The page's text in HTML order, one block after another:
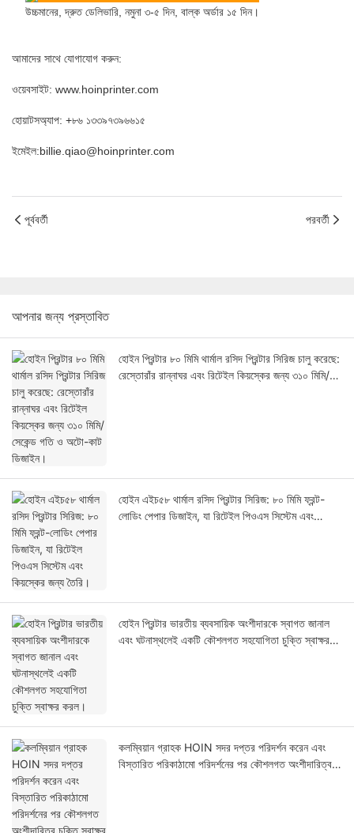
উচ্চমানের, দ্রুত ডেলিভারি, নমুনা ৩-৫ দিন, বাল্ক অর্ডার ১৫ দিন।
আমাদের সাথে যোগাযোগ করুন:
ওয়েবসাইট: www.hoinprinter.com
হোয়াটসঅ্যাপ: +৮৬ ১৩৩৯৭৩৯৬৬১৫
ইমেইল:billie.qiao@hoinprinter.com
পূর্ববর্তী পরবর্তী
আপনার জন্য প্রস্তাবিত
হোইন প্রিন্টার ৮০ মিমি থার্মাল রসিদ প্রিন্টার সিরিজ চালু করেছে:
রেস্তোরাঁর রান্নাঘর এবং রিটেইল কিয়স্কের জন্য ৩১০ মিমি/
হোইন এইচ৫৮ থার্মাল রসিদ প্রিন্টার সিরিজ: ৮০ মিমি ফ্রন্ট-
লোডিং পেপার ডিজাইন, যা রিটেইল পিওএস সিস্টেম এবং
হোইন প্রিন্টার ভারতীয় ব্যবসায়িক অংশীদারকে স্বাগত জানাল
এবং ঘটনাস্থলেই একটি কৌশলগত সহযোগিতা চুক্তি স্বাক্ষর
কলম্বিয়ান গ্রাহক HOIN সদর দপ্তর পরিদর্শন করেন এবং
বিস্তারিত পরিকাঠামো পরিদর্শনের পর কৌশলগত অংশীদারিত্ব